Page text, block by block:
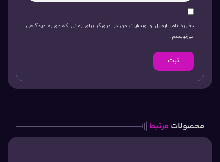
ذخیره نام، ایمیل و وبسایت من در مرورگر برای زمانی که دوباره دیدگاهی
می‌نویسم.
محصولات مرتبط